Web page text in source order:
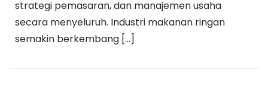
strategi pemasaran, dan manajemen usaha
secara menyeluruh. Industri makanan ringan
semakin berkembang […]